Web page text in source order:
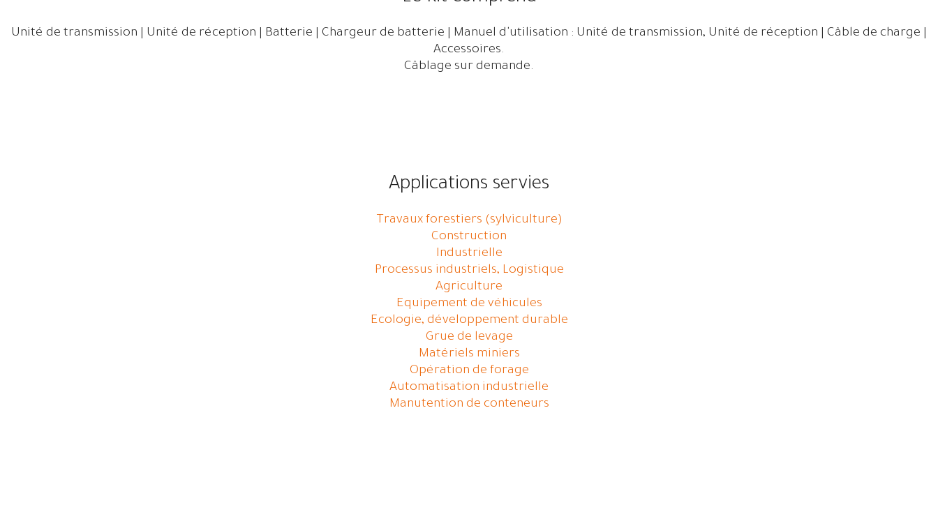
Unité de transmission | Unité de réception | Batterie | Chargeur de batterie | Manuel d'utilisation : Unité de transmission, Unité de réception | Câble de charge |
Accessoires.
Câblage sur demande.
Applications servies
Travaux forestiers (sylviculture)
Construction
Industrielle
Processus industriels, Logistique
Agriculture
Equipement de véhicules
Ecologie, développement durable
Grue de levage
Matériels miniers
Opération de forage
Automatisation industrielle
Manutention de conteneurs